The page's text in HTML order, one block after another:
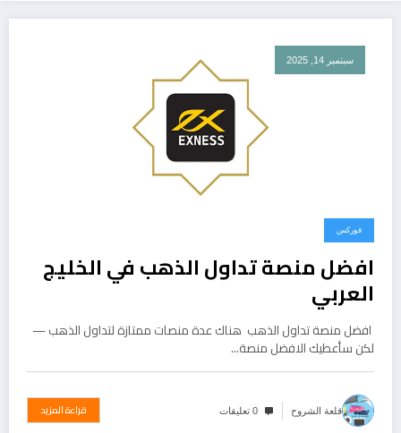
سبتمبر 14, 2025
فوركس
افضل منصة تداول الذهب في الخليج
العربي
افضل منصة تداول الذهب هناك عدة منصات ممتازة لتداول الذهب —
لكن سأعطيك الافضل منصة…
قلعة الشروح 0 تعليقات قراءة المزيد